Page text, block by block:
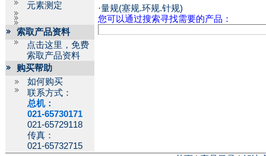
元素测定
索取产品资料
点击这里，免费
索取产品资料
购买帮助
如何购买
联系方式：
总机：
021-65730171
021-65729118
传真：
021-65732715
·量规(塞规.环规.针规)
您可以通过搜索寻找需要的产品：